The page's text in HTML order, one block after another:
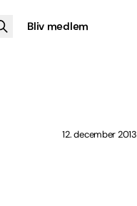
Bliv medlem
12. december 2013